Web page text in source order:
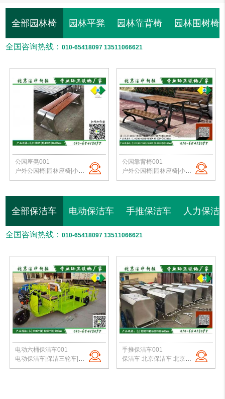
全部园林椅 园林平凳 园林靠背椅 园林围树椅
全国咨询热线：010-65418097 13511066621
公园座凳001
户外公园椅|园林座椅|小区路椅|公园长椅|校园户外椅|北京公园椅 定制批发
公园靠背椅001
户外公园椅|园林座椅|小区路椅|公园长椅|校园户外椅|北京公园椅 定制批发
全部保洁车 电动保洁车 手推保洁车 人力保洁
全国咨询热线：010-65418097 13511066621
电动六桶保洁车001
电动保洁车|保洁三轮车|电动六桶保洁车|小区垃圾转运车|北京保洁车厂家
手推保洁车001
保洁车 北京保洁车 北京保洁车厂家 人力保洁车 手推保洁车 电动保洁车